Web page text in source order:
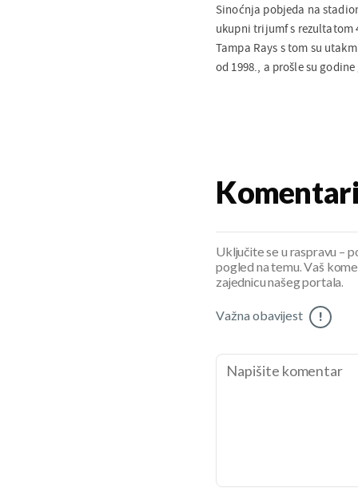
Sinoćnja pobjeda na
ukupni trijumf s rezultatom
Tampa Rays s tom su
od 1998., a prošle su
Uključite se u raspravu –
pogled na temu. Vaš
zajednicu našeg portala.
Važna obavijest !